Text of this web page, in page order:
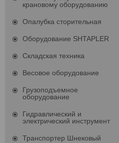
крановому оборудованию
Опалубка сторительная
Оборудование SHTAPLER
Складская техника
Весовое оборудование
Грузоподъемное
оборудование
Гидравлический и
электрический инструмент
Транспортер Шнековый